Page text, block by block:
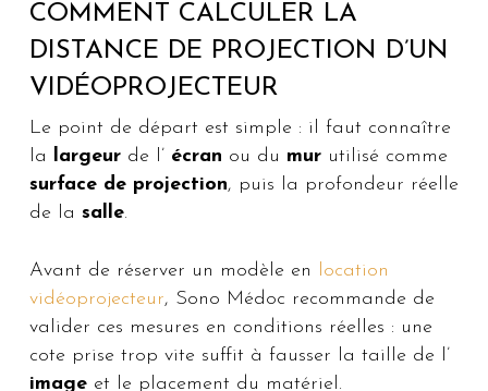
COMMENT CALCULER LA
DISTANCE DE PROJECTION D’UN
VIDÉOPROJECTEUR
Le point de départ est simple : il faut connaître
la largeurde l’ écran ou du murutilisé comme
surface de projection, puis la profondeur réelle
de la salle.
Avant de réserver un modèle en location
vidéoprojecteur, Sono Médoc recommande de
valider ces mesures en conditions réelles : une
cote prise trop vite suffit à fausser la taille de l’
imageet le placement du matériel.